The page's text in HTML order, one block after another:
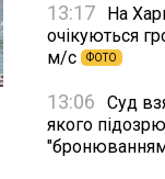
13:17
На
очікуються
м/с
ФОТО
13:06
Суд
якого